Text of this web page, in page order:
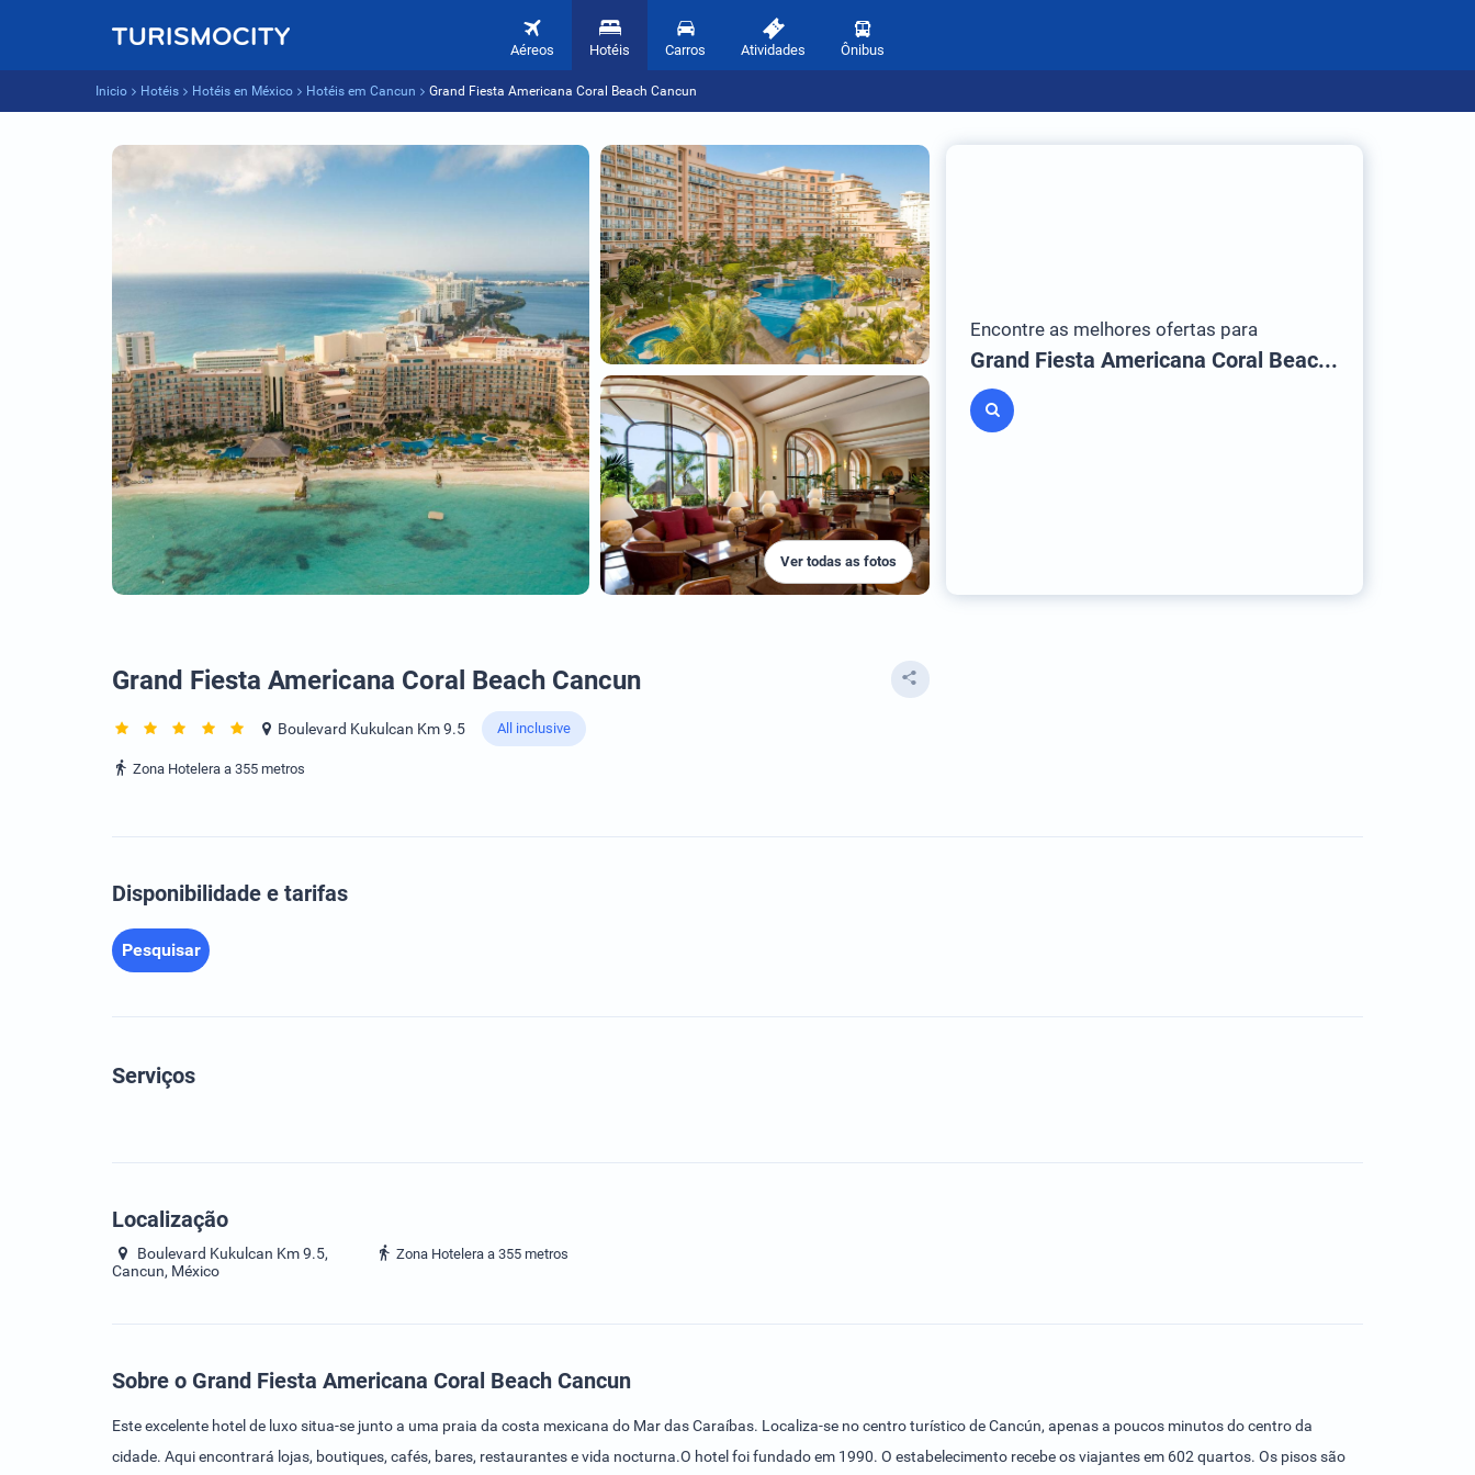
Aéreos Hotéis Carros Atividades Ônibus
Inicio Hotéis Hotéis en México Hotéis em Cancun Grand Fiesta Americana Coral Beach Cancun
Ver todas as fotos
Encontre as melhores ofertas para
Grand Fiesta Americana Coral Beach Cancun
Grand Fiesta Americana Coral Beach Cancun
Boulevard Kukulcan Km 9.5 All inclusive
Zona Hotelera a 355 metros
Disponibilidade e tarifas
Pesquisar
Serviços
Localização
Boulevard Kukulcan Km 9.5,
Cancun, México
Zona Hotelera a 355 metros
Sobre o Grand Fiesta Americana Coral Beach Cancun
Este excelente hotel de luxo situa-se junto a uma praia da costa mexicana do Mar das Caraíbas. Localiza-se no centro turístico de Cancún, apenas a poucos minutos do centro da
cidade. Aqui encontrará lojas, boutiques, cafés, bares, restaurantes e vida nocturna.O hotel foi fundado em 1990. O estabelecimento recebe os viajantes em 602 quartos. Os pisos são